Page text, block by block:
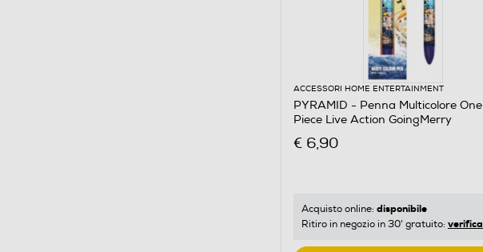
ACCESSORI HOME ENTERTAINMENT
PYRAMID - Penna Multicolore One
Piece Live Action GoingMerry
€ 6,90
Acquisto online: disponibile
Ritiro in negozio in 30' gratuito: verifica